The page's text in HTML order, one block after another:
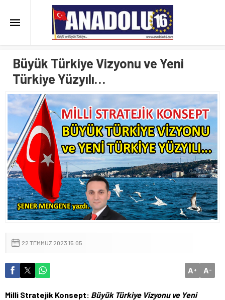
Büyük Türkiye Vizyonu ve Yeni
Türkiye Yüzyılı…
22 TEMMUZ 2023 15:05
A+ A-
Milli Stratejik Konsept: Büyük Türkiye Vizyonu ve Yeni